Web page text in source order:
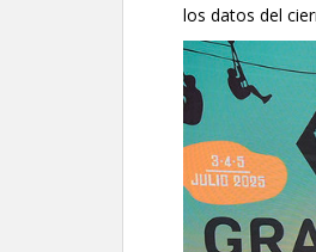
los datos del